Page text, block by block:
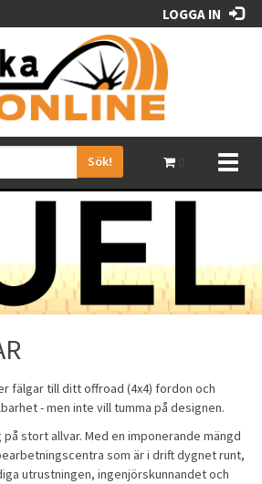
LOGGA IN
Sök!
fälgar till ditt offroad (4x4) fordon och
- men inte vill tumma på designen.
stort allvar. Med en imponerande mängd
som är i drift dygnet runt,
utrustningen, ingenjörskunnandet och